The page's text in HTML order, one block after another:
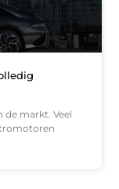
de markt. Veel